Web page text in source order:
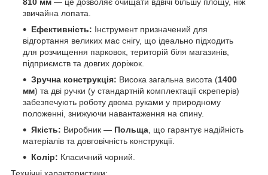
звичайна лопата.
Ефективність: Інструмент призначений для
відгортання великих мас снігу, що ідеально підходить
для розчищення парковок, територій біля магазинів,
підприємств та довгих доріжок.
Зручна конструкція: Висока загальна висота (1400
мм) та дві ручки (у стандартній комплектації скреперів)
забезпечують роботу двома руками у природному
положенні, знижуючи навантаження на спину.
Якість: Виробник — Польща , що гарантує надійність
матеріалів та довговічність конструкції.
Колір: Класичний чорний.
Технічні характеристики: